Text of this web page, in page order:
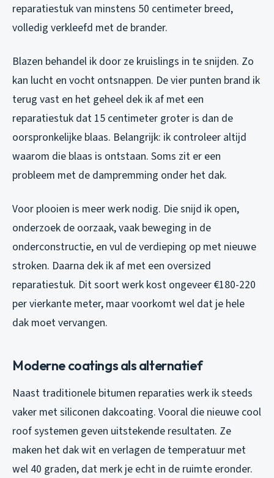
reparatiestuk van minstens 50 centimeter breed,
volledig verkleefd met de brander.
Blazen behandel ik door ze kruislings in te snijden. Zo
kan lucht en vocht ontsnappen. De vier punten brand ik
terug vast en het geheel dek ik af met een
reparatiestuk dat 15 centimeter groter is dan de
oorspronkelijke blaas. Belangrijk: ik controleer altijd
waarom die blaas is ontstaan. Soms zit er een
probleem met de dampremming onder het dak.
Voor plooien is meer werk nodig. Die snijd ik open,
onderzoek de oorzaak, vaak beweging in de
onderconstructie, en vul de verdieping op met nieuwe
stroken. Daarna dek ik af met een oversized
reparatiestuk. Dit soort werk kost ongeveer €180-220
per vierkante meter, maar voorkomt wel dat je hele
dak moet vervangen.
Moderne coatings als alternatief
Naast traditionele bitumen reparaties werk ik steeds
vaker met siliconen dakcoating. Vooral die nieuwe cool
roof systemen geven uitstekende resultaten. Ze
maken het dak wit en verlagen de temperatuur met
wel 40 graden, dat merk je echt in de ruimte eronder.